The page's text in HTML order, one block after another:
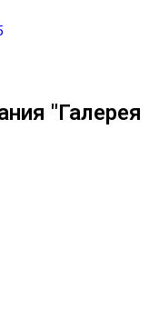
"Галерея